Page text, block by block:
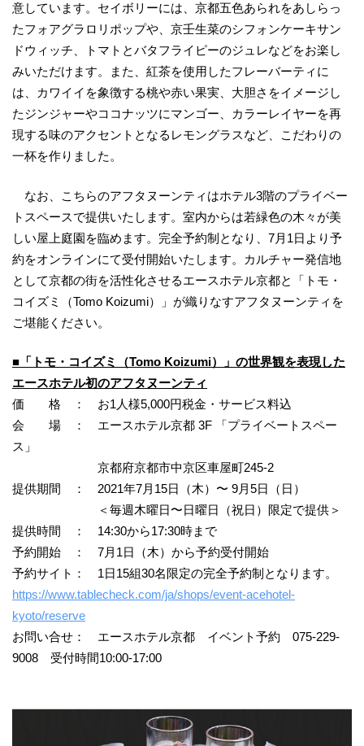
意しています。セイボリーには、京都五色あられをあしらっ
たフォアグラロリポップや、京壬生菜のシフォンケーキサン
ドウィッチ、トマトとバタフライピーのジュレなどをお楽し
みいただけます。また、紅茶を使用したフレーバーティに
は、カワイイを象徴する桃や赤い果実、大胆さをイメージし
たジンジャーやココナッツにマンゴー、カラーレイヤーを再
現する味のアクセントとなるレモングラスなど、こだわりの
一杯を作りました。
なお、こちらのアフタヌーンティはホテル3階のプライベー
トスペースで提供いたします。室内からは若緑色の木々が美
しい屋上庭園を臨めます。完全予約制となり、7月1日より予
約をオンラインにて受付開始いたします。カルチャー発信地
として京都の街を活性化させるエースホテル京都と「トモ・
コイズミ（Tomo Koizumi）」が織りなすアフタヌーンティを
ご堪能ください。
■「トモ・コイズミ（Tomo Koizumi）」の世界観を表現した
エースホテル初のアフタヌーンティ
価 格 ： お1人様5,000円税金・サービス料込
会 場 ： エースホテル京都 3F 「プライベートスペー
ス」
京都府京都市中京区車屋町245-2
提供期間 ： 2021年7月15日（木）〜 9月5日（日）
＜毎週木曜日〜日曜日（祝日）限定で提供＞
提供時間 ： 14:30から17:30時まで
予約開始 ： 7月1日（木）から予約受付開始
予約サイト： 1日15組30名限定の完全予約制となります。
https://www.tablecheck.com/ja/shops/event-acehotel-
kyoto/reserve
お問い合せ： エースホテル京都 イベント予約 075-229-
9008 受付時間10:00-17:00